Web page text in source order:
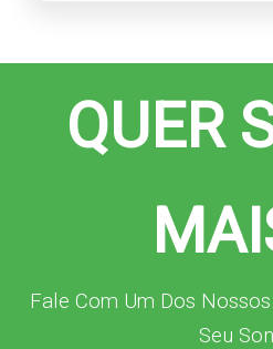
QUER
Fale Com Um Dos
Seu